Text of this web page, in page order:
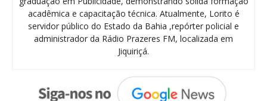
acadêmica e capacitação técnica. Atualmente, Lorito é
servidor público do Estado da Bahia ,repórter policial e
administrador da Rádio Prazeres FM, localizada em
Jiquiriçá.